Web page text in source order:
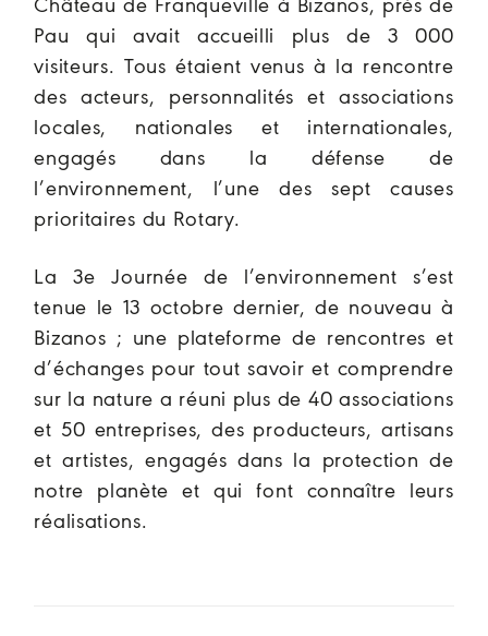
Château de Franqueville à Bizanos, près de
Pau qui avait accueilli plus de 3 000
visiteurs. Tous étaient venus à la rencontre
des acteurs, personnalités et associations
locales, nationales et internationales,
engagés dans la défense de
l’environnement, l’une des sept causes
prioritaires du Rotary.
La 3e Journée de l’environnement s’est
tenue le 13 octobre dernier, de nouveau à
Bizanos ; une plateforme de rencontres et
d’échanges pour tout savoir et comprendre
sur la nature a réuni plus de 40 associations
et 50 entreprises, des producteurs, artisans
et artistes, engagés dans la protection de
notre planète et qui font connaître leurs
réalisations.